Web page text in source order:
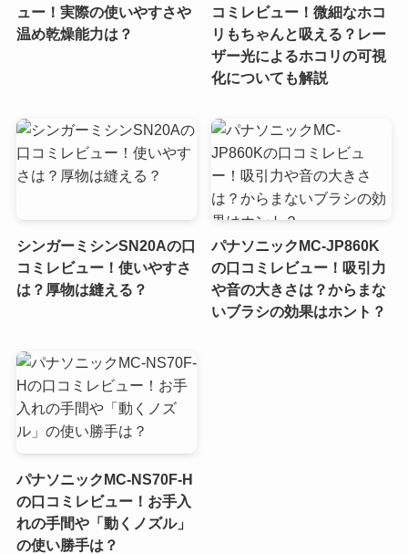
ュー！実際の使いやすさや
温め乾燥能力は？
コミレビュー！微細なホコ
リもちゃんと吸える？レー
ザー光によるホコリの可視
化についても解説
シンガーミシンSN20Aの口
コミレビュー！使いやすさ
は？厚物は縫える？
パナソニックMC-JP860K
の口コミレビュー！吸引力
や音の大きさは？からまな
いブラシの効果はホント？
パナソニックMC-NS70F-H
の口コミレビュー！お手入
れの手間や「動くノズル」
の使い勝手は？